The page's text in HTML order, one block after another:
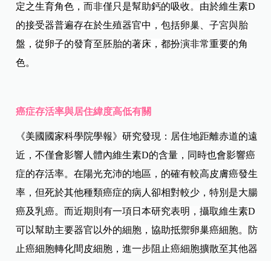
定之生育角色，而非僅只是幫助鈣的吸收。 由於維生素D
的接受器普遍存在於生殖器官中，包括卵巢、子宮與胎
盤，從卵子的發育至胚胎的著床，都扮演非常重要的角
色。
癌症存活率與居住緯度高低有關
《美國國家科學院學報》研究發現： 居住地距離赤道的遠
近，不僅會影響人體內維生素D的含量，同時也會影響癌
症的存活率。在陽光充沛的地區，的確有較高皮膚癌發生
率，但死於其他種類癌症的病人卻相對較少，特別是大腸
癌及乳癌。而近期則有一項日本研究表明，攝取維生素D
可以幫助主要器官以外的細胞，協助抵禦卵巢癌細胞。防
止癌細胞轉化間皮細胞 ，進一步阻止癌細胞擴散至其他器